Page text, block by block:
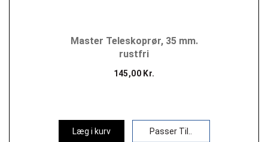
Master Teleskoprør, 35 mm.
rustfri
145,00 Kr.
Læg i kurv Passer Til..